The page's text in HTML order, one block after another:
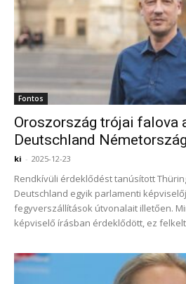
Fontos
Oroszország trójai falova
Deutschland
ki - 2025-12-23
Rendkívüli érdeklődést tanúsított
Deutschland egyik parlamenti
fegyverszállítások útvonalait illetően.
képviselő írásban érdeklődött, ez